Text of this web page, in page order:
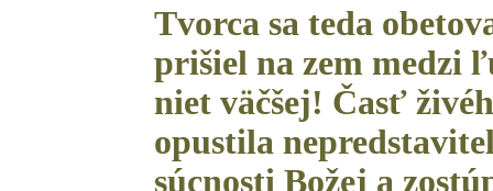
Tvorca sa teda
prišiel na zem medzi
niet väčšej! Časť
opustila
súcnosti Božej a